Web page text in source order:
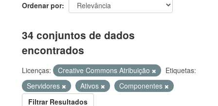
Ordenar por
34 conjuntos de dados
encontrados
Licenças: Creative Commons Atribuição
Etiquetas:
Servidores
Ativos
Componentes
Filtrar Resultados